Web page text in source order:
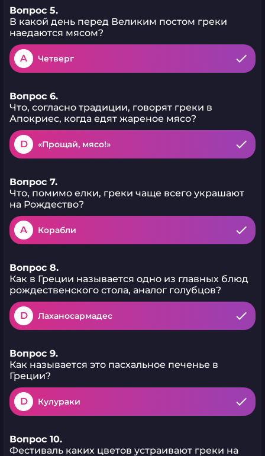
Вопрос 5.
В какой день перед Великим постом греки
наедаются мясом?
A Четверг
Вопрос 6.
Что, согласно традиции, говорят греки в
Апокриес, когда едят жареное мясо?
D «Прощай, мясо!»
Вопрос 7.
Что, помимо елки, греки чаще всего украшают
на Рождество?
A Корабли
Вопрос 8.
Как в Греции называется одно из главных блюд
рождественского стола, аналог голубцов?
D Лаханосармадес
Вопрос 9.
Как называется это пасхальное печенье в
Греции?
D Кулураки
Вопрос 10.
Фестиваль каких цветов устраивают греки на